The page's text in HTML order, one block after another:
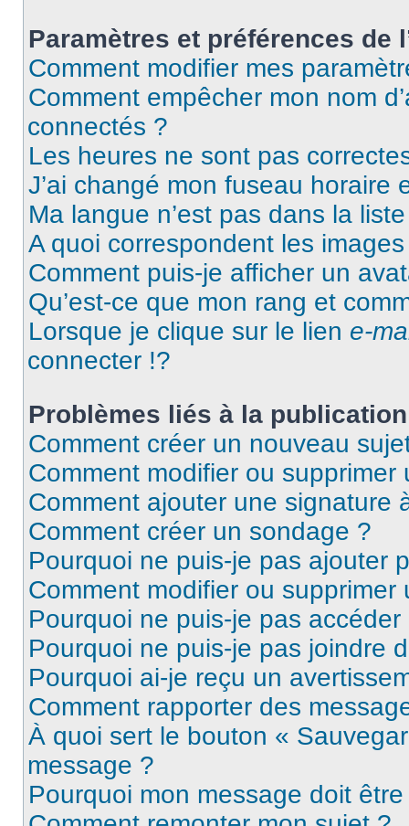
Paramètres et préférences de
Comment modifier mes
Comment empêcher mon nom
connectés ?
Les heures ne sont pas
J’ai changé mon fuseau horaire
Ma langue n’est pas dans la
A quoi correspondent les
Comment puis-je afficher un
Qu’est-ce que mon rang et
Lorsque je clique sur le lien e-
connecter !?
Problèmes liés à la
Comment créer un nouveau
Comment modifier ou supprimer
Comment ajouter une signature
Comment créer un sondage ?
Pourquoi ne puis-je pas ajouter
Comment modifier ou supprimer
Pourquoi ne puis-je pas
Pourquoi ne puis-je pas joindre
Pourquoi ai-je reçu un
Comment rapporter des
À quoi sert le bouton «
message ?
Pourquoi mon message doit